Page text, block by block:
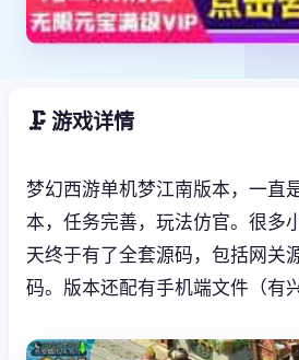
🗜️ 游戏详情
梦幻西游单机梦江南版本，一直
本，任务完善，玩法仿官。很多
天终于有了全套源码，包括网关
码。版本还配有手机端文件（有